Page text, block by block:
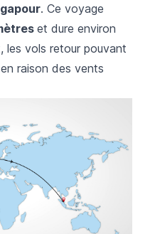
. Ce voyage
et dure environ
les vols retour pouvant
raison des vents